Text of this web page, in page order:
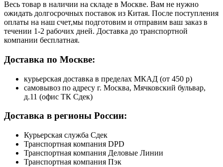
Весь товар в наличии на складе в Москве. Вам не нужно
ожидать долгосрочных поставок из Китая. После поступления
оплаты на наш счет,мы подготовим и отправим ваш заказ в
течении 1-2 рабочих дней. Доставка до транспортной
компании бесплатная.
Доставка по Москве:
курьерская доставка в пределах МКАД (от 450 р)
самовывоз по адресу г. Москва, Мячковский бульвар,
д.11 (офис ТК Сдек)
Доставка в регионы России:
Курьерская служба Сдек
Транспортная компания DPD
Транспортная компания Деловые Линии
Транспортная компания Пэк